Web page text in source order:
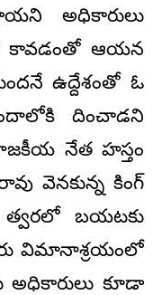
అధికారులు
కావడంతో ఆయన
ఉద్దేశంతో ఓ
దించాడని
నేత హస్తం
వెనకున్న కింగ్
బయటకు
విమానాశ్రయంలో
అధికారులు కూడా